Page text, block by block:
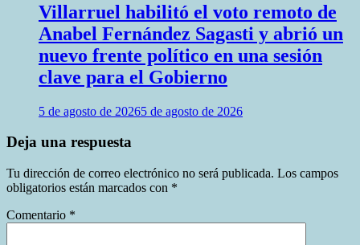
Villarruel habilitó el voto remoto de
Anabel Fernández Sagasti y abrió un
nuevo frente político en una sesión
clave para el Gobierno
5 de agosto de 20265 de agosto de 2026
Deja una respuesta
Tu dirección de correo electrónico no será publicada. Los campos
obligatorios están marcados con *
Comentario *